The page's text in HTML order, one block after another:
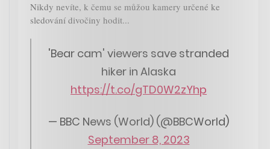
Nikdy nevíte, k čemu se můžou kamery určené ke
sledování divočiny hodit...
'Bear cam' viewers save stranded
hiker in Alaska
https://t.co/gTD0W2zYhp
— BBC News (World) (@BBCWorld)
September 8, 2023